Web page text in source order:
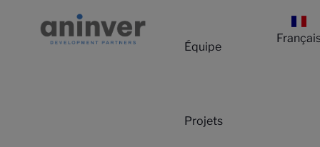
Équipe
Projets